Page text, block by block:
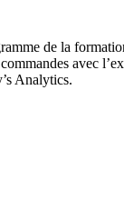
de la
avec
Analytics.